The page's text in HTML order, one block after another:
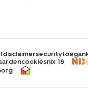
disclaimersecurity
cookiesnix 18